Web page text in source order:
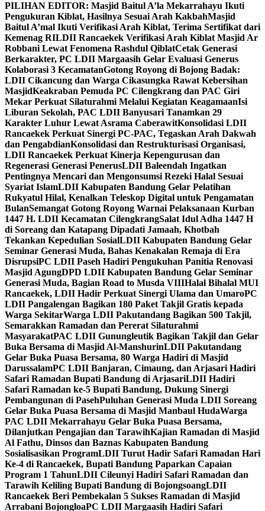
PILIHAN EDITOR: Masjid Baitul A’la Mekarrahayu Ikuti
Pengukuran Kiblat, Hasilnya Sesuai Arah KakbahMasjid
Baitul A’mal Ikuti Verifikasi Arah Kiblat, Terima Sertifikat dari
Kemenag RILDII Rancaekek Verifikasi Arah Kiblat Masjid Ar
Robbani Lewat Fenomena Rashdul QiblatCetak Generasi
Berkarakter, PC LDII Margaasih Gelar Evaluasi Generus
Kolaborasi 3 KecamatanGotong Royong di Bojong Badak:
LDII Cikancung dan Warga Cikasungka Rawat Kebersihan
MasjidKeakraban Pemuda PC Cilengkrang dan PAC Giri
Mekar Perkuat Silaturahmi Melalui Kegiatan KeagamaanIsi
Liburan Sekolah, PAC LDII Banyusari Tanamkan 29
Karakter Luhur Lewat Asrama CaberawitKonsolidasi LDII
Rancaekek Perkuat Sinergi PC-PAC, Tegaskan Arah Dakwah
dan PengabdianKonsolidasi dan Restrukturisasi Organisasi,
LDII Rancaekek Perkuat Kinerja Kepengurusan dan
Regenerasi Generasi PenerusLDII Baleendah Ingatkan
Pentingnya Mencari dan Mengonsumsi Rezeki Halal Sesuai
Syariat IslamLDII Kabupaten Bandung Gelar Pelatihan
Rukyatul Hilal, Kenalkan Teleskop Digital untuk Pengamatan
BulanSemangat Gotong Royong Warnai Pelaksanaan Kurban
1447 H. LDII Kecamatan CilengkrangSalat Idul Adha 1447 H
di Soreang dan Katapang Dipadati Jamaah, Khotbah
Tekankan Kepedulian SosialLDII Kabupaten Bandung Gelar
Seminar Generasi Muda, Bahas Kenakalan Remaja di Era
DisrupsiPC LDII Paseh Hadiri Pengukuhan Panitia Renovasi
Masjid AgungDPD LDII Kabupaten Bandung Gelar Seminar
Generasi Muda, Bagian Road to Musda VIIIHalal Bihalal MUI
Rancaekek, LDII Hadir Perkuat Sinergi Ulama dan UmaroPC
LDII Pangalengan Bagikan 180 Paket Takjil Gratis kepada
Warga SekitarWarga LDII Pakutandang Bagikan 500 Takjil,
Semarakkan Ramadan dan Pererat Silaturahmi
MasyarakatPAC LDII Gunungleutik Bagikan Takjil dan Gelar
Buka Bersama di Masjid Al-ManshurinLDII Pakutandang
Gelar Buka Puasa Bersama, 80 Warga Hadiri di Masjid
DarussalamPC LDII Banjaran, Cimaung, dan Arjasari Hadiri
Safari Ramadan Bupati Bandung di ArjasariLDII Hadiri
Safari Ramadan ke-5 Bupati Bandung, Dukung Sinergi
Pembangunan di PasehPuluhan Generasi Muda LDII Soreang
Gelar Buka Puasa Bersama di Masjid Manbaul HudaWarga
PAC LDII Mekarrahayu Gelar Buka Puasa Bersama,
Dilanjutkan Pengajian dan TarawihKajian Ramadan di Masjid
Al Fathu, Dinsos dan Baznas Kabupaten Bandung
Sosialisasikan ProgramLDII Turut Hadir Safari Ramadan Hari
Ke-4 di Rancaekek, Bupati Bandung Paparkan Capaian
Program 1 TahunLDII Cileunyi Hadiri Safari Ramadan dan
Tarawih Keliling Bupati Bandung di BojongsoangLDII
Rancaekek Beri Pembekalan 5 Sukses Ramadan di Masjid
Arrabani BojongloaPC LDII Margaasih Hadiri Safari